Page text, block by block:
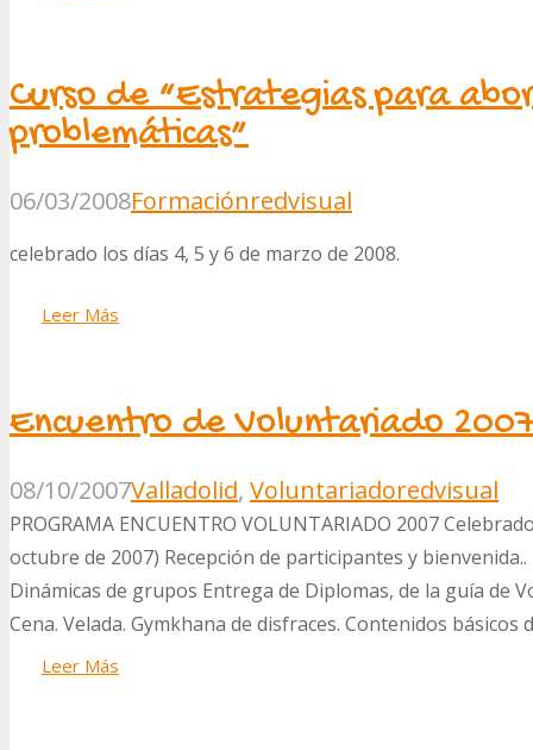
Curso de “Estrategias para
problemáticas”
06/03/2008Formaciónredvisual
celebrado los días 4, 5 y 6 de marzo de 2008.
Leer Más
Encuentro de Voluntariado
08/10/2007Valladolid, Voluntariadoredvisual
PROGRAMA ENCUENTRO VOLUNTARIADO 2007
octubre de 2007) Recepción de participantes y
Dinámicas de grupos Entrega de Diplomas, de la guía de
Cena. Velada. Gymkhana de disfraces. Contenidos
Leer Más